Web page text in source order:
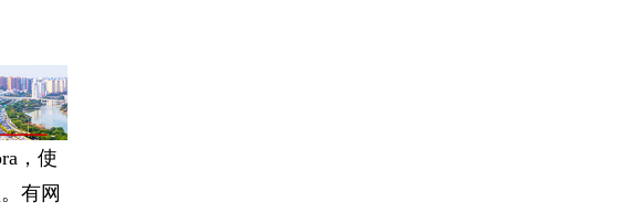
，使
有网